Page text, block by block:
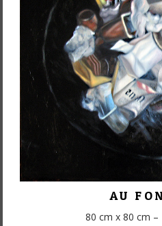
AU
80 cm x 80 cm –